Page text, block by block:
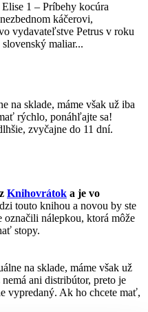
1 – Príbehy kocúra
káčerovi,
vydavateľstve Petrus v roku
maliar...
na sklade, máme však už iba
rýchlo, ponáhľajte sa!
zvyčajne do 11 dní.
Knihovrátok a je vo
touto knihou a novou by ste
označili nálepkou, ktorá môže
stopy.
na sklade, máme však už
ani distribútor, preto je
vypredaný. Ak ho chcete mať,